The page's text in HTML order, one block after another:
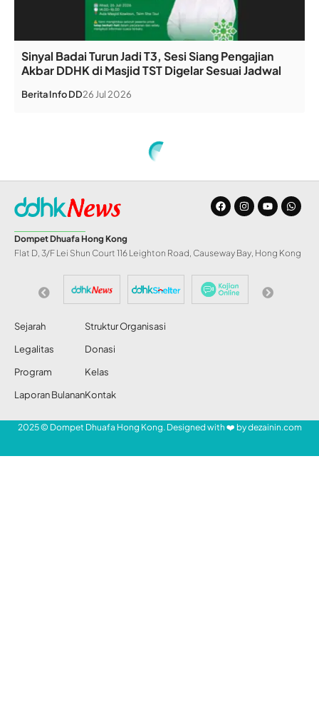
Sinyal Badai Turun Jadi T3, Sesi Siang Pengajian
Akbar DDHK di Masjid TST Digelar Sesuai Jadwal
BeritaInfo DD26 Jul 2026
Dompet Dhuafa Hong Kong
Flat D, 3/F Lei Shun Court 116 Leighton Road, Causeway Bay, Hong Kong
Sejarah
Legalitas
Program
Laporan Bulanan
Struktur Organisasi
Donasi
Kelas
Kontak
2025 © Dompet Dhuafa Hong Kong. Designed with ❤️ bydezainin.com